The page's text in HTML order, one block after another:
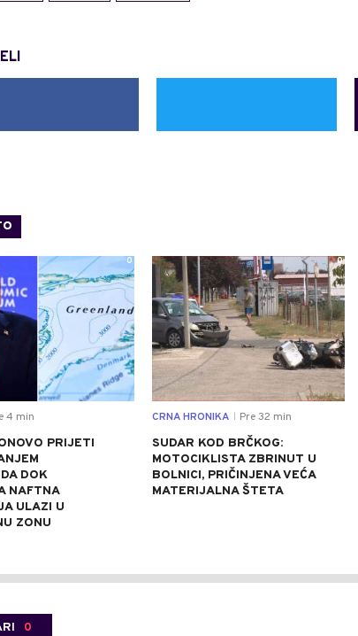
0
4 min
PRIJETI
DOK
NAFTNA
ULAZI U
ZONU
0
CRNA HRONIKA Pre 32 min
SUDAR KOD BRČKOG:
MOTOCIKLISTA ZBRINUT U
BOLNICI, PRIČINJENA VEĆA
MATERIJALNA ŠTETA
0